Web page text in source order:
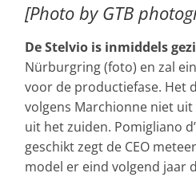
[Photo by GTB
De Stelvio is inmiddels
Nürburgring (foto) en zal
voor de productiefase. Het
volgens Marchionne niet
uit het zuiden. Pomigliano
geschikt zegt de CEO
model er eind volgend jaar